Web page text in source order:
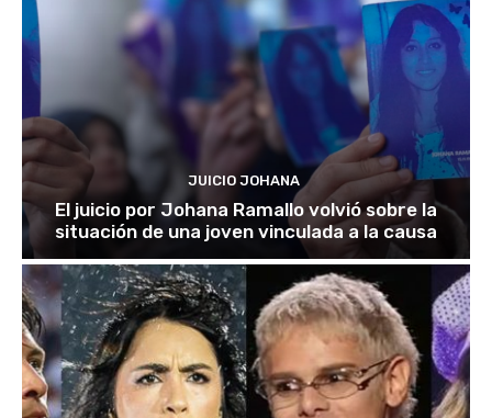
JUICIO JOHANA
El juicio por Johana Ramallo volvió sobre la
situación de una joven vinculada a la causa